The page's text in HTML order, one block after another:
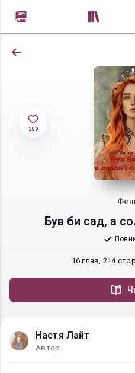
259
Був би сад, а
16 глав, 214
Настя Лайт
Автор